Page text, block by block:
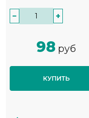
− +
98 руб
КУПИТЬ